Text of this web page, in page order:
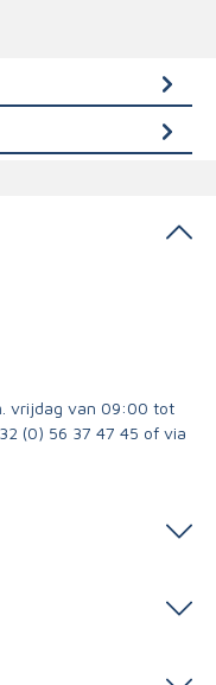
vrijdag van 09:00 tot
(0) 56 37 47 45 of via